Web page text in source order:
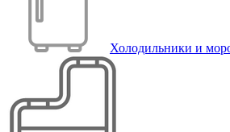
Холодильники и